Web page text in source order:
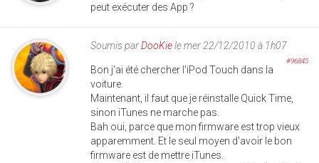
peut exécuter des App ?
Soumis parDooKiele mer 22/12/2010 à 1h07
#96845
Bon j'ai été chercher l'iPod Touch dans la
voiture.
Maintenant, il faut que je réinstalle Quick Time,
sinon iTunes ne marche pas.
Bah oui, parce que mon firmware est trop vieux
apparemment. Et le seul moyen d'avoir le bon
firmware est de mettre iTunes.